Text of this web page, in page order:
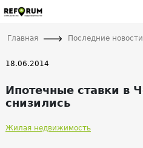
Главная Последние новости
18.06.2014
Ипотечные ставки в
снизились
Жилая недвижимость